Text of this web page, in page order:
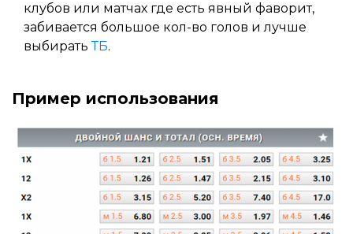
клубов или матчах где есть явный фаворит,
забивается большое кол-во голов и лучше
выбиратьТБ.
Пример использования